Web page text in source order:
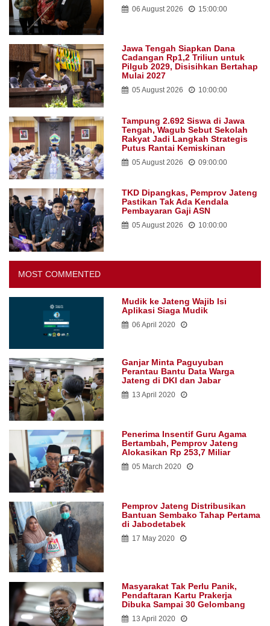
06 August 2026 15:00:00
Jawa Tengah Siapkan Dana
Cadangan Rp1,2 Triliun untuk
Pilgub 2029, Disisihkan Bertahap
Mulai 2027
05 August 2026 10:00:00
Tampung 2.692 Siswa di Jawa
Tengah, Wagub Sebut Sekolah
Rakyat Jadi Langkah Strategis
Putus Rantai Kemiskinan
05 August 2026 09:00:00
TKD Dipangkas, Pemprov Jateng
Pastikan Tak Ada Kendala
Pembayaran Gaji ASN
05 August 2026 10:00:00
MOST COMMENTED
Mudik ke Jateng Wajib Isi
Aplikasi Siaga Mudik
06 April 2020
Ganjar Minta Paguyuban
Perantau Bantu Data Warga
Jateng di DKI dan Jabar
13 April 2020
Penerima Insentif Guru Agama
Bertambah, Pemprov Jateng
Alokasikan Rp 253,7 Miliar
05 March 2020
Pemprov Jateng Distribusikan
Bantuan Sembako Tahap Pertama
di Jabodetabek
17 May 2020
Masyarakat Tak Perlu Panik,
Pendaftaran Kartu Prakerja
Dibuka Sampai 30 Gelombang
13 April 2020